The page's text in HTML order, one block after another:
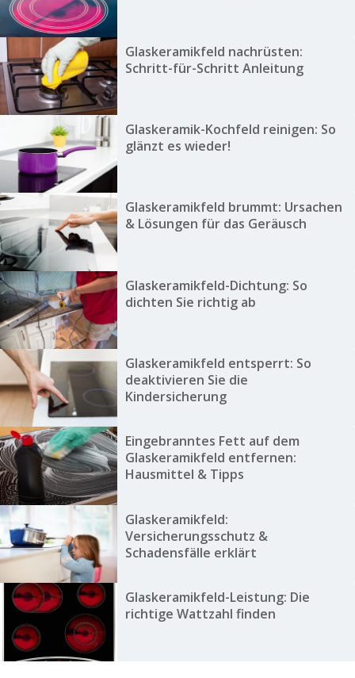
Glaskeramikfeld nachrüsten:
Schritt-für-Schritt Anleitung
Glaskeramik-Kochfeld reinigen: So
glänzt es wieder!
Glaskeramikfeld brummt: Ursachen
& Lösungen für das Geräusch
Glaskeramikfeld-Dichtung: So
dichten Sie richtig ab
Glaskeramikfeld entsperrt: So
deaktivieren Sie die
Kindersicherung
Eingebranntes Fett auf dem
Glaskeramikfeld entfernen:
Hausmittel & Tipps
Glaskeramikfeld:
Versicherungsschutz &
Schadensfälle erklärt
Glaskeramikfeld-Leistung: Die
richtige Wattzahl finden